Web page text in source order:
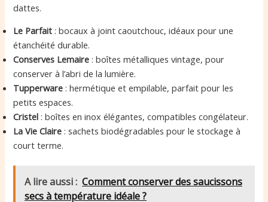
dattes.
Le Parfait : bocaux à joint caoutchouc, idéaux pour une
étanchéité durable.
Conserves Lemaire : boîtes métalliques vintage, pour
conserver à l’abri de la lumière.
Tupperware : hermétique et empilable, parfait pour les
petits espaces.
Cristel : boîtes en inox élégantes, compatibles congélateur.
La Vie Claire : sachets biodégradables pour le stockage à
court terme.
A lire aussi : Comment conserver des saucissons
secs à température idéale ?